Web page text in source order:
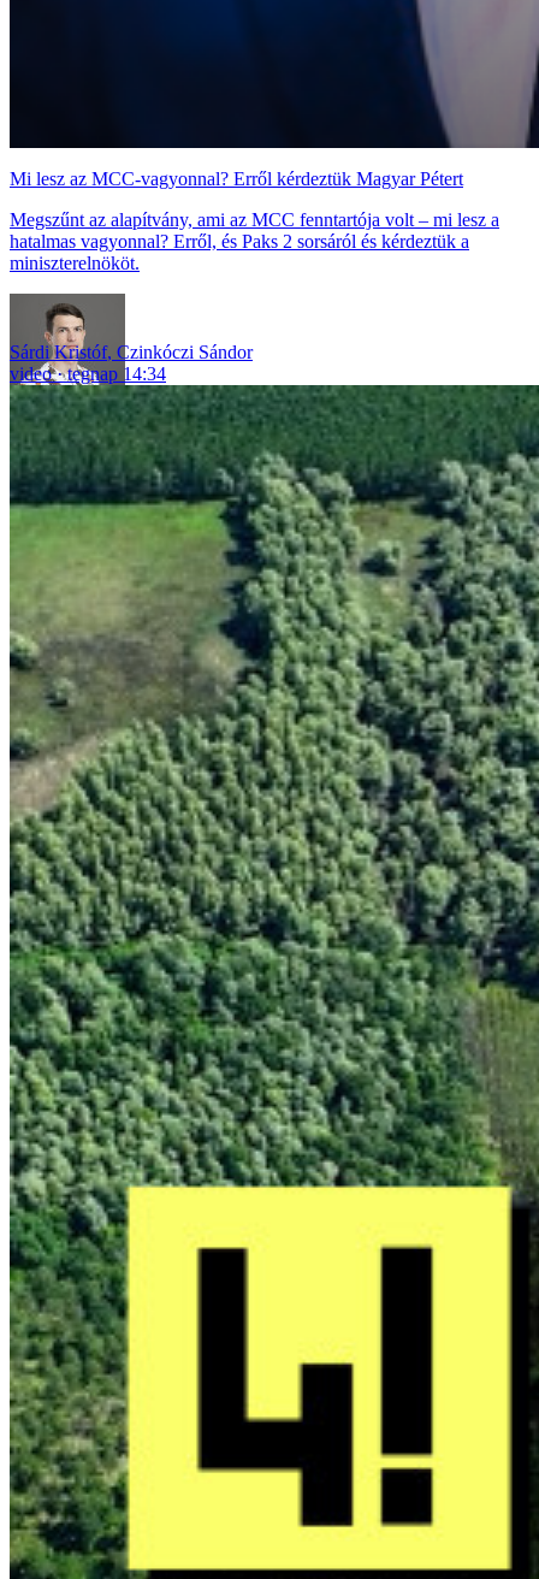
Mi lesz az MCC-vagyonnal? Erről kérdeztük Magyar Pétert
Megszűnt az alapítvány, ami az MCC fenntartója volt – mi lesz a
hatalmas vagyonnal? Erről, és Paks 2 sorsáról és kérdeztük a
miniszterelnököt.
Sárdi Kristóf, Czinkóczi Sándor
video
tegnap 14:34